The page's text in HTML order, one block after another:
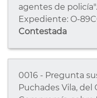
agentes de policía".
Expediente: O-
Contestada
0016 - Pregunta
Puchades Vila, del